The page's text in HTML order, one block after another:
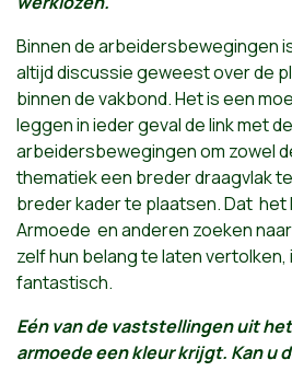
Binnen de arbeidersbewegingen
altijd discussie geweest over de
binnen de vakbond. Het is een
leggen in ieder geval de link met de
arbeidersbewegingen om zowel
thematiek een breder draagvlak
breder kader te plaatsen. Dat het
Armoede en anderen zoeken
zelf hun belang te laten vertolken,
fantastisch.
Eén van de vaststellingen uit
armoede een kleur krijgt. Kan u